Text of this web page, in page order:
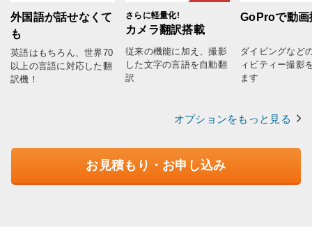
外国語が話せなくて
も
英語はもちろん、世界70
以上の言語に対応した翻
訳機！
さらに軽量化!
カメラ翻訳搭載
従来の機能に加え、撮影
した文字の言語を自動翻
訳
GoProで動画
ダイビングなど
ィビティー撮影
ます
オプションをもっと見る
お見積もり・お申し込み